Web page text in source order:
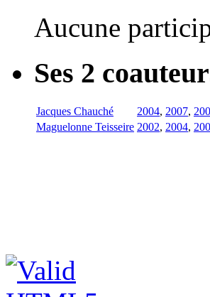
Aucune
Ses 2
Jacques Chauché 2004, 2007,
Maguelonne Teisseire 2002, 2004,